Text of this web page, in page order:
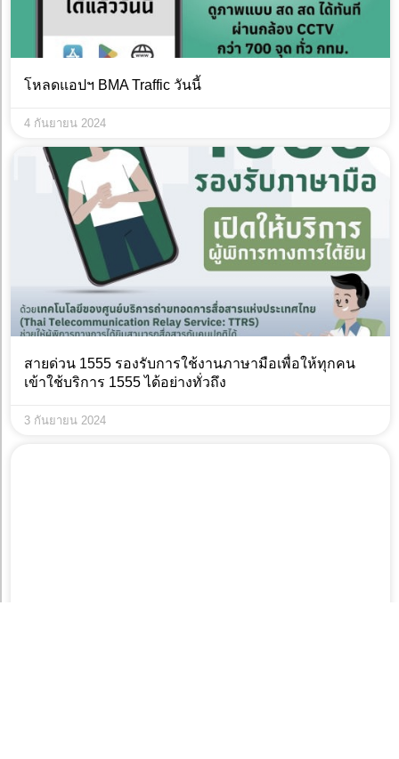
โหลดแอปฯ BMA Traffic วันนี้
4 กันยายน 2024
สายด่วน 1555 รองรับการใช้งานภาษามือเพื่อให้ทุกคน
เข้าใช้บริการ 1555 ได้อย่างทั่วถึง
3 กันยายน 2024